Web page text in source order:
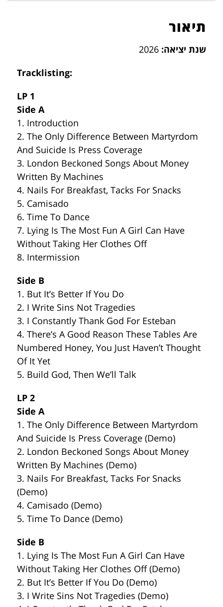
תיאור
שנת יציאה: 2026
Tracklisting:
LP 1
Side A
1. Introduction
2. The Only Difference Between Martyrdom
And Suicide Is Press Coverage
3. London Beckoned Songs About Money
Written By Machines
4. Nails For Breakfast, Tacks For Snacks
5. Camisado
6. Time To Dance
7. Lying Is The Most Fun A Girl Can Have
Without Taking Her Clothes Off
8. Intermission
Side B
1. But It’s Better If You Do
2. I Write Sins Not Tragedies
3. I Constantly Thank God For Esteban
4. There’s A Good Reason These Tables Are
Numbered Honey, You Just Haven’t Thought
Of It Yet
5. Build God, Then We’ll Talk
LP 2
Side A
1. The Only Difference Between Martyrdom
And Suicide Is Press Coverage (Demo)
2. London Beckoned Songs About Money
Written By Machines (Demo)
3. Nails For Breakfast, Tacks For Snacks
(Demo)
4. Camisado (Demo)
5. Time To Dance (Demo)
Side B
1. Lying Is The Most Fun A Girl Can Have
Without Taking Her Clothes Off (Demo)
2. But It’s Better If You Do (Demo)
3. I Write Sins Not Tragedies (Demo)